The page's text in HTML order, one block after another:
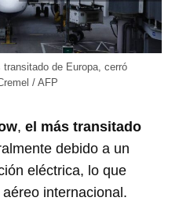
transitado de Europa, cerró
/ AFP
,el más transitado
debido a un
eléctrica, lo que
internacional.